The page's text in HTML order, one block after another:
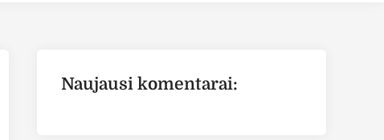
Naujausi komentarai: